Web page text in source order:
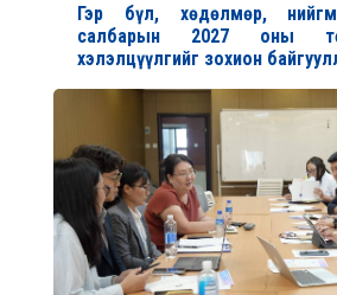
Гэр бүл, хөдөлмөр,
салбарын 2027 оны
хэлэлцүүлгийг зохион